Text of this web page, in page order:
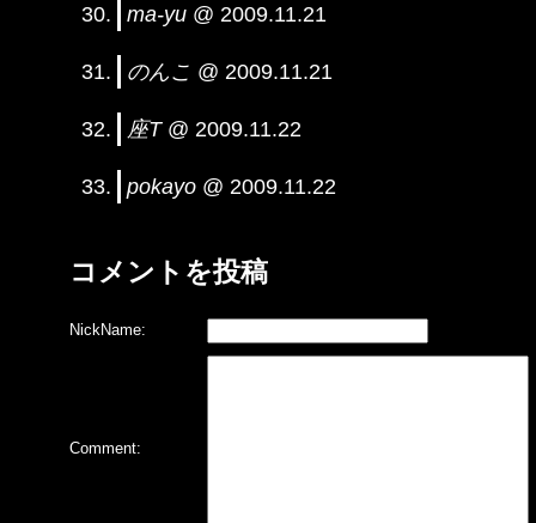
ma-yu @ 2009.11.21
のんこ @ 2009.11.21
座T@ 2009.11.22
pokayo @ 2009.11.22
コメントを投稿
NickName:
Comment: